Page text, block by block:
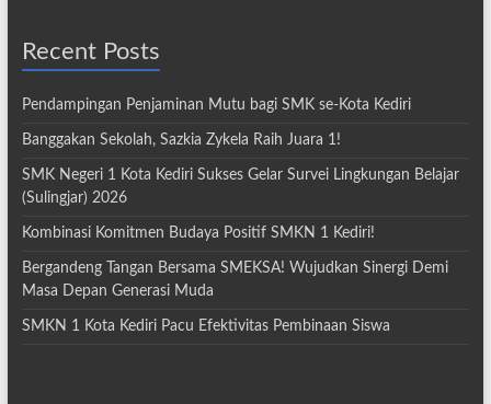
Recent Posts
Pendampingan Penjaminan Mutu bagi SMK se-Kota Kediri
Banggakan Sekolah, Sazkia Zykela Raih Juara 1!
SMK Negeri 1 Kota Kediri Sukses Gelar Survei Lingkungan Belajar
(Sulingjar) 2026
Kombinasi Komitmen Budaya Positif SMKN 1 Kediri!
Bergandeng Tangan Bersama SMEKSA! Wujudkan Sinergi Demi
Masa Depan Generasi Muda
SMKN 1 Kota Kediri Pacu Efektivitas Pembinaan Siswa